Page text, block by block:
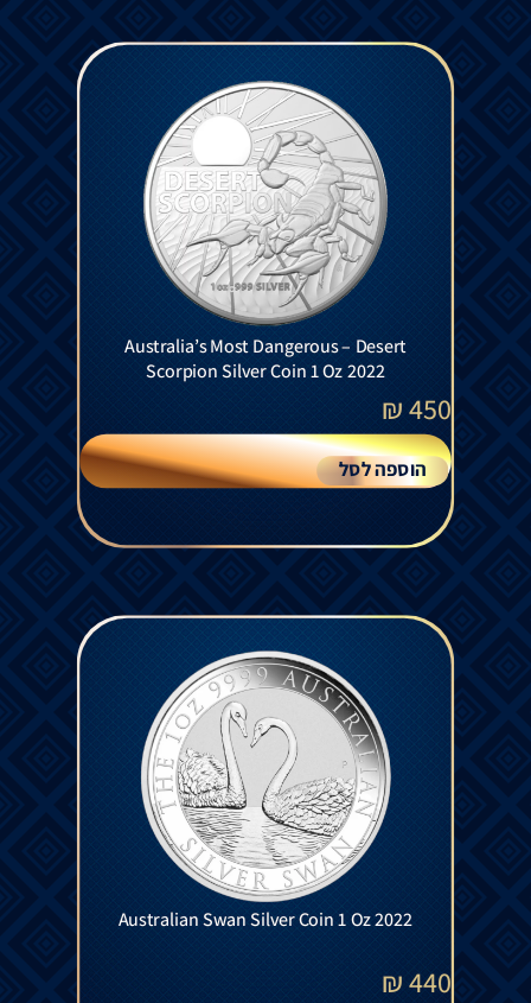
Australia’s Most Dangerous – Desert
Scorpion Silver Coin 1 Oz 2022
450
₪
הוספה לסל
Australian Swan Silver Coin 1 Oz 2022
440
₪